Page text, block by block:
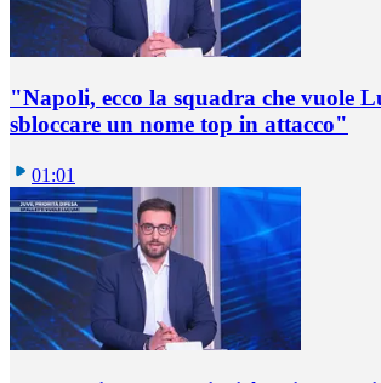
"Napoli, ecco la squadra che vuole
sbloccare un nome top in attacco"
01:01